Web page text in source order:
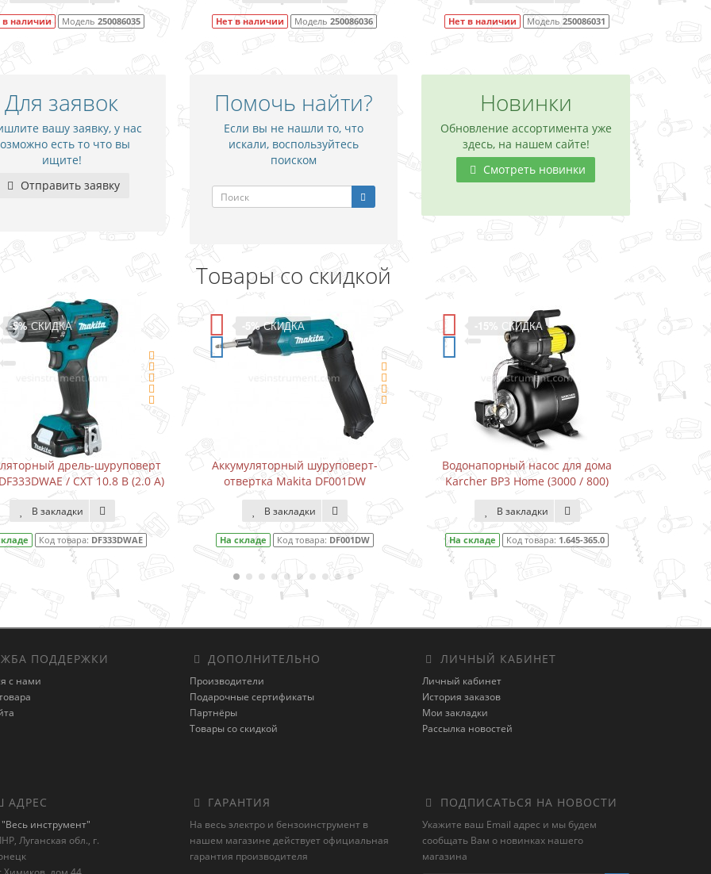
в наличии Модель 250086035 Нет в наличии Модель 250086036 Нет в наличии Модель 250086031
Для заявок
вашу заявку, у нас
есть то что вы
ищите!
Отправить заявку
Помочь найти?
Если вы не нашли то, что
искали, воспользуйтесь
поиском
Новинки
Обновление ассортимента уже
здесь, на нашем сайте!
Смотреть новинки
Товары со скидкой
-5%СКИДКА
Аккумуляторный шуруповерт-
отвертка Makita DF001DW
В закладки
На складе Код товара:DF001DW
-15%СКИДКА
Водонапорный насос для дома
Karcher BP3 Home (3000 / 800)
В закладки
На складе Код товара:
-11%СКИДКА
Водонапорный насос для дома
Karcher BP3 Home&Garden (3300 /
В закладки
Код товара: 1.645-353.0
ПОДДЕРЖКИ
с нами
ДОПОЛНИТЕЛЬНО
Производители
Подарочные сертификаты
Партнёры
Товары со скидкой
ЛИЧНЫЙ КАБИНЕТ
Личный кабинет
История заказов
Мои закладки
Рассылка новостей
АДРЕС
инструмент"
Луганская обл., г.
ГАРАНТИЯ
На весь электро и бензоинструмент в
нашем магазине действует официальная
гарантия производителя
ПОДПИСАТЬСЯ НА НОВОСТИ
Укажите ваш Email адрес и мы будем
сообщать Вам о новинках нашего
магазина